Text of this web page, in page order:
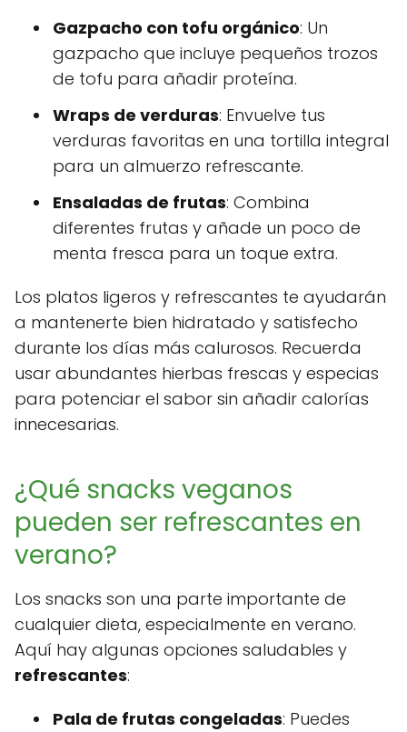
Gazpacho con tofu orgánico: Un
gazpacho que incluye pequeños trozos
de tofu para añadir proteína.
Wraps de verduras: Envuelve tus
verduras favoritas en una tortilla integral
para un almuerzo refrescante.
Ensaladas de frutas: Combina
diferentes frutas y añade un poco de
menta fresca para un toque extra.
Los platos ligeros y refrescantes te ayudarán
a mantenerte bien hidratado y satisfecho
durante los días más calurosos. Recuerda
usar abundantes hierbas frescas y especias
para potenciar el sabor sin añadir calorías
innecesarias.
¿Qué snacks veganos
pueden ser refrescantes en
verano?
Los snacks son una parte importante de
cualquier dieta, especialmente en verano.
Aquí hay algunas opciones saludables y
refrescantes:
Pala de frutas congeladas: Puedes